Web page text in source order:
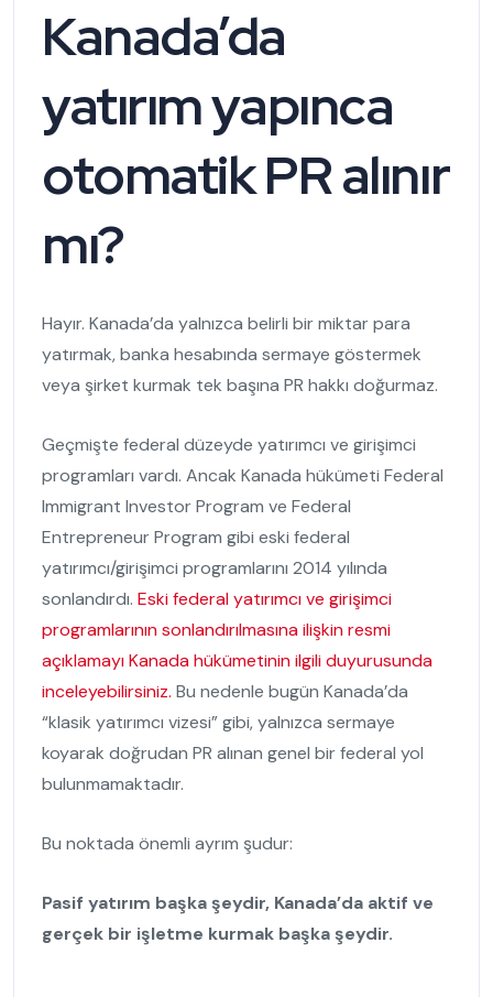
Kanada’da
yatırım yapınca
otomatik PR alınır
mı?
Hayır. Kanada’da yalnızca belirli bir miktar para
yatırmak, banka hesabında sermaye göstermek
veya şirket kurmak tek başına PR hakkı doğurmaz.
Geçmişte federal düzeyde yatırımcı ve girişimci
programları vardı. Ancak Kanada hükümeti Federal
Immigrant Investor Program ve Federal
Entrepreneur Program gibi eski federal
yatırımcı/girişimci programlarını 2014 yılında
sonlandırdı. Eski federal yatırımcı ve girişimci
programlarının sonlandırılmasına ilişkin resmi
açıklamayı Kanada hükümetinin ilgili duyurusunda
inceleyebilirsiniz. Bu nedenle bugün Kanada’da
“klasik yatırımcı vizesi” gibi, yalnızca sermaye
koyarak doğrudan PR alınan genel bir federal yol
bulunmamaktadır.
Bu noktada önemli ayrım şudur:
Pasif yatırım başka şeydir, Kanada’da aktif ve
gerçek bir işletme kurmak başka şeydir.